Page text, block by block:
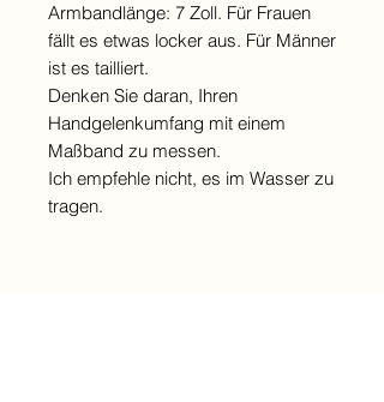
Armbandlänge: 7 Zoll. Für Frauen
fällt es etwas locker aus. Für Männer
ist es tailliert.
Denken Sie daran, Ihren
Handgelenkumfang mit einem
Maßband zu messen.
Ich empfehle nicht, es im Wasser zu
tragen.